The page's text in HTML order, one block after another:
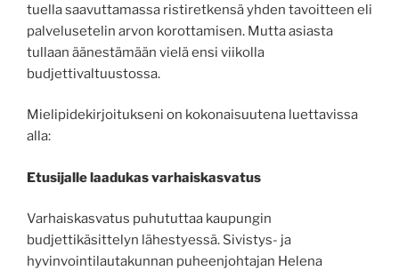
tuella saavuttamassa ristiretkensä yhden tavoitteen eli
palvelusetelin arvon korottamisen. Mutta asiasta
tullaan äänestämään vielä ensi viikolla
budjettivaltuustossa.
Mielipidekirjoitukseni on kokonaisuutena luettavissa
alla:
Etusijalle laadukas varhaiskasvatus
Varhaiskasvatus puhututtaa kaupungin
budjettikäsittelyn lähestyessä. Sivistys- ja
hyvinvointilautakunnan puheenjohtajan Helena